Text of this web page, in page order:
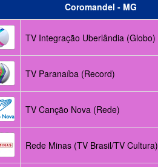
Coromandel - MG
TV Integração Uberlândia (Globo)
TV Paranaíba (Record)
TV Canção Nova (Rede)
Rede Minas (TV Brasil/TV Cultura)